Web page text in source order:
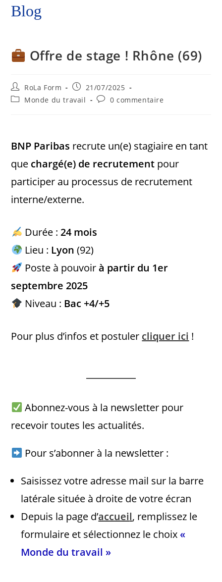
Blog
Offre de stage ! Rhône (69)
RoLa Form
21/07/2025
Monde du travail
0 commentaire
BNP Paribas recrute un(e) stagiaire en tant
que chargé(e) de recrutement pour
participer au processus de recrutement
interne/externe.
Durée :24 mois
Lieu : Lyon (92)
Poste à pouvoirà partir du 1er
septembre 2025
Niveau : Bac +4/+5
Pour plus d’infos et postuler cliquer ici !
Abonnez-vous à la newsletter pour
recevoir toutes les actualités.
Pour s’abonner à la newsletter :
Saisissez votre adresse mail sur la barre
latérale située à droite de votre écran
Depuis la page d’accueil, remplissez le
formulaire et sélectionnez le choix«
Monde du travail »